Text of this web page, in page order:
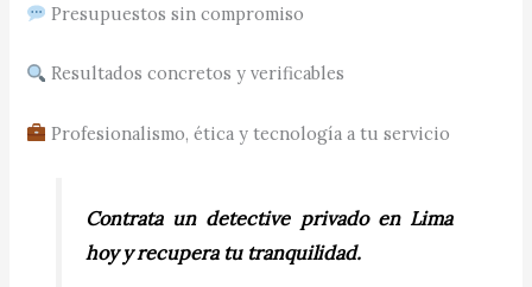
Presupuestos sin compromiso
Resultados concretos y verificables
Profesionalismo, ética y tecnología a tu servicio
Contrata un detective privado en Lima
hoy y recupera tu tranquilidad.